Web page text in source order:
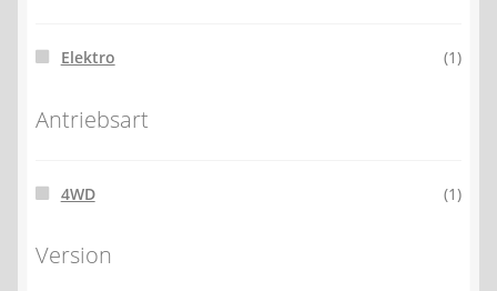
Elektro (1)
Antriebsart
4WD (1)
Version